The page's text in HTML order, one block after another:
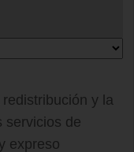
y la
servicios de
expreso